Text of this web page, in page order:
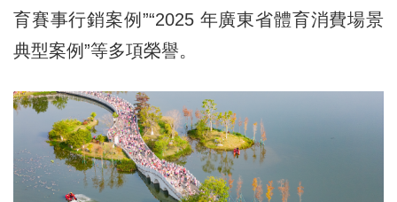
育賽事行銷案例”“2025 年廣東省體育消費場景
典型案例”等多項榮譽。